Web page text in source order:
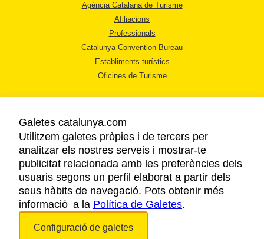
Agència Catalana de Turisme
Afiliacions
Professionals
Catalunya Convention Bureau
Establiments turístics
Oficines de Turisme
AVÍS LEGAL
POLÍTICA DE PRIVACITAT
COOKIES
ACCESSIBILITAT
Galetes catalunya.com
Utilitzem galetes pròpies i de tercers per
analitzar els nostres serveis i mostrar-te
publicitat relacionada amb les preferències dels
usuaris segons un perfil elaborat a partir dels
seus hàbits de navegació. Pots obtenir més
informació a la Política de Galetes.
Configuració de galetes